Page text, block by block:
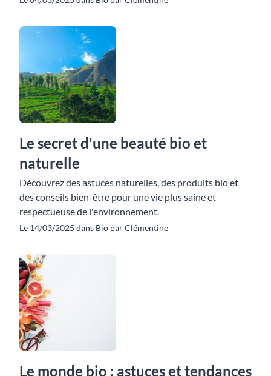
Le secret d'une beauté bio et
naturelle
Découvrez des astuces naturelles, des produits bio et
des conseils bien-être pour une vie plus saine et
respectueuse de l'environnement.
Le 14/03/2025 dans Bio par Clémentine
Le monde bio : astuces et tendances